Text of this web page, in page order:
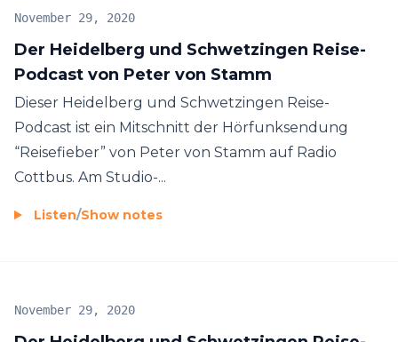
Der Heidelberg und Schwetzingen Reise-
Podcast von Peter von Stamm
November 29, 2020
Dieser Heidelberg und Schwetzingen Reise-
Podcast ist ein Mitschnitt der Hörfunksendung
“Reisefieber” von Peter von Stamm auf Radio
Cottbus. Am Studio-...
Listen/Show notes
November 29, 2020